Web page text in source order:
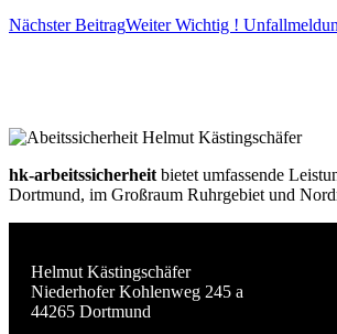
Nächster BeitragWeiter Wichtig !
hk-arbeitssicherheit bietet umfassende
Dortmund, im Großraum Ruhrgebiet und
Helmut Kästingschäfer
Niederhofer Kohlenweg 245 a
44265 Dortmund